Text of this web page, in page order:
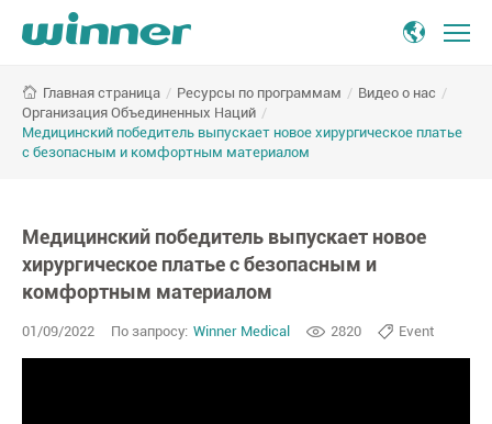
Главная страница / Ресурсы по программам / Видео о нас /
Организация Объединенных Наций /
Медицинский победитель выпускает новое хирургическое платье
с безопасным и комфортным материалом
Медицинский победитель выпускает новое
хирургическое платье с безопасным и
комфортным материалом
01/09/2022 По запросу: Winner Medical 2820 Event